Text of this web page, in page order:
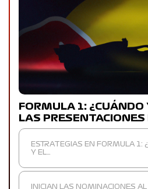
FORMULA 1: ¿CUÁNDO
LAS
ESTRATEGIAS EN FORMULA 1:
Y EL…
INICIAN LAS NOMINACIONES